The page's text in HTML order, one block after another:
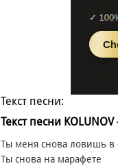
Текст песни:
Текст песни
Ты меня снова ловишь в
Ты снова на марафете